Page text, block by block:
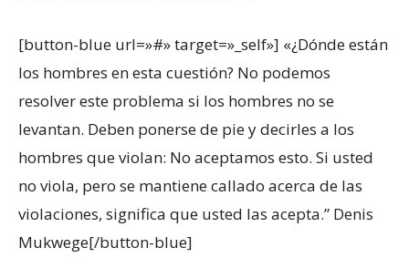
[button-blue url=»#» target=»_self»] «¿Dónde están
los hombres en esta cuestión? No podemos
resolver este problema si los hombres no se
levantan. Deben ponerse de pie y decirles a los
hombres que violan: No aceptamos esto. Si usted
no viola, pero se mantiene callado acerca de las
violaciones, significa que usted las acepta.” Denis
Mukwege[/button-blue]